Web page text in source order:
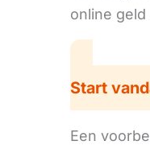
online
Start
Een